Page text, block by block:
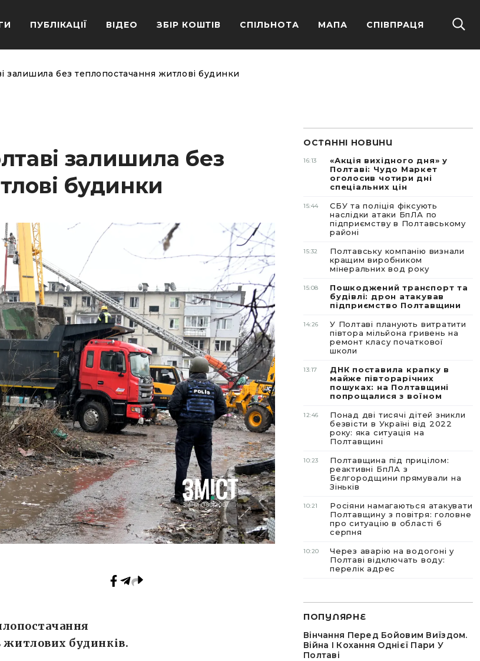
ПУБЛІКАЦІЇ ВІДЕО ЗБІР КОШТІВ СПІЛЬНОТА МАПА СПІВПРАЦЯ
залишила без теплопостачання житлові будинки
залишила без
будинки
будинків.
ОСТАННІ НОВИНИ
16:13
«Акція вихідного дня» у
Полтаві: Чудо Маркет
оголосив чотири дні
спеціальних цін
15:44
СБУ та поліція фіксують
наслідки атаки БпЛА по
підприємству в Полтавському
районі
15:32
Полтавську компанію визнали
кращим виробником
мінеральних вод року
15:08
Пошкоджений транспорт та
будівлі: дрон атакував
підприємство Полтавщини
14:26
У Полтаві планують витратити
півтора мільйона гривень на
ремонт класу початкової
школи
13:17
ДНК поставила крапку в
майже півторарічних
пошуках: на Полтавщині
попрощалися з воїном
12:46
Понад дві тисячі дітей зникли
безвісти в Україні від 2022
року: яка ситуація на
Полтавщині
10:23
Полтавщина під прицілом:
реактивні БпЛА з
Бєлгородщини прямували на
Зіньків
10:21
Росіяни намагаються атакувати
Полтавщину з повітря: головне
про ситуацію в області 6
серпня
10:20
Через аварію на водогоні у
Полтаві відключать воду:
перелік адрес
ПОПУЛЯРНЕ
Вінчання Перед Бойовим Виїздом.
Війна І Кохання Однієї Пари У
Полтаві